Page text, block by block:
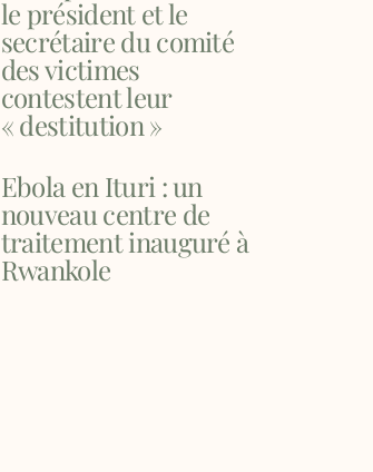
le président et le
secrétaire du comité
des victimes
contestent leur
« destitution »
Ebola en Ituri : un
nouveau centre de
traitement inauguré à
Rwankole